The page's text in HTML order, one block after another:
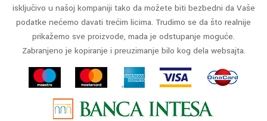
isključivo u našoj kompaniji tako da možete biti bezbedni da Vaše
podatke nećemo davati trećim licima. Trudimo se da što realnije
prikažemo sve proizvode, mada je odstupanje moguće.
Zabranjeno je kopiranje i preuzimanje bilo kog dela websajta.